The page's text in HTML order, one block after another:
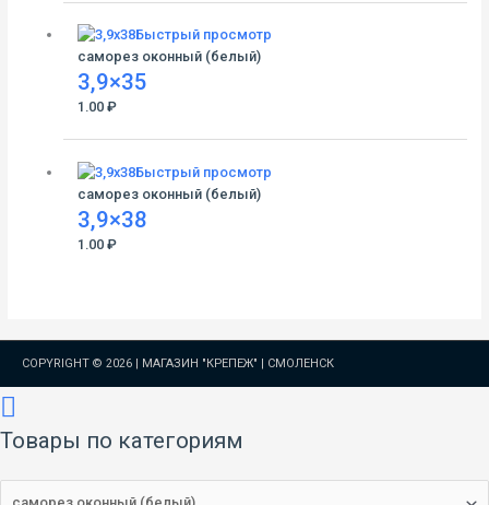
Быстрый просмотр
саморез оконный (белый)
3,9×35
1.00 ₽
Быстрый просмотр
саморез оконный (белый)
3,9×38
1.00 ₽
COPYRIGHT © 2026 | МАГАЗИН "КРЕПЕЖ" | СМОЛЕНСК
Товары по категориям